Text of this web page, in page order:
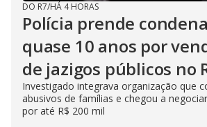
DO R7/HÁ 4 HORAS
Polícia prende
quase 10 anos por
de jazigos públicos no
Investigado integrava organização que
abusivos de famílias e chegou a
por até R$ 200 mil